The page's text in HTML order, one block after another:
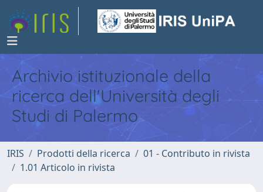
Archivio istituzionale della
ricerca dell'Università degli
Studi di Palermo
IRIS Prodotti della ricerca
01 - Contributo in rivista
1.01 Articolo in rivista